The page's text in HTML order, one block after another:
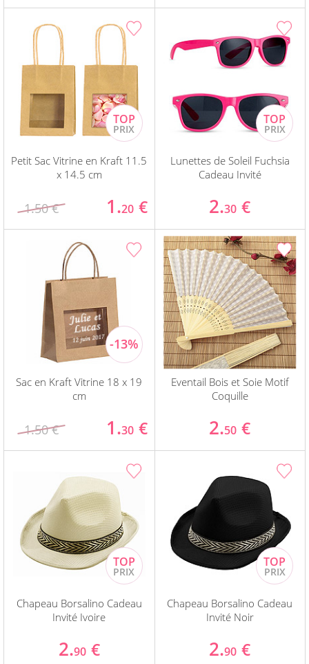
Petit Sac Vitrine en Kraft 11.5
x 14.5 cm
1.50 € 1.20 €
Lunettes de Soleil Fuchsia
Cadeau Invité
2.30 €
Sac en Kraft Vitrine 18 x 19
cm
1.50 € 1.30 €
Eventail Bois et Soie Motif
Coquille
2.50 €
Chapeau Borsalino Cadeau
Invité Ivoire
2.90 €
Chapeau Borsalino Cadeau
Invité Noir
2.90 €